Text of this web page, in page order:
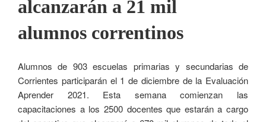
alcanzarán a 21 mil
alumnos correntinos
Alumnos de 903 escuelas primarias y secundarias de
Corrientes participarán el 1 de diciembre de la Evaluación
Aprender 2021. Esta semana comienzan las
capacitaciones a los 2500 docentes que estarán a cargo